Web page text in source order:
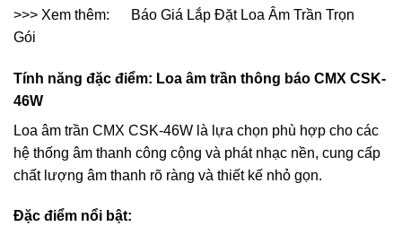
>>> Xem thêm:
Báo Giá Lắp Đặt Loa Âm Trần Trọn
Gói
Tính năng đặc điểm: Loa âm trần thông báo CMX CSK-
46W
​Loa âm trần CMX CSK-46W là lựa chọn phù hợp cho các
hệ thống âm thanh công cộng và phát nhạc nền, cung cấp
chất lượng âm thanh rõ ràng và thiết kế nhỏ gọn.​
Đặc điểm nổi bật: